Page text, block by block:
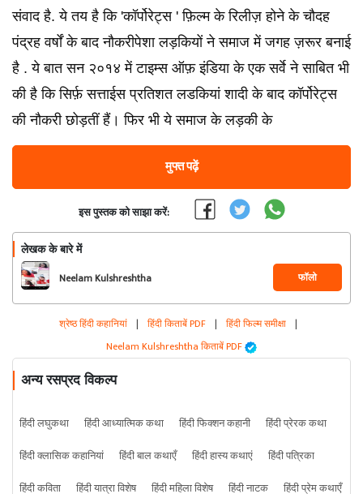
संवाद है. ये तय है कि 'कॉर्पोरेट्स ' फ़िल्म के रिलीज़ होने के चौदह
पंद्रह वर्षों के बाद नौकरीपेशा लड़कियों ने समाज में जगह ज़रूर बनाई
है . ये बात सन २०१४ में टाइम्स ऑफ़ इंडिया के एक सर्वे ने साबित भी
की है कि सिर्फ़ सत्ताईस प्रतिशत लडकियां शादी के बाद कॉर्पोरेट्स
की नौकरी छोड़तीं हैं। फिर भी ये समाज के लड़की के
मुफ्त पढ़ें
इस पुस्तक को साझा करें:
लेखक के बारे में
Neelam Kulshreshtha फॉलो
श्रेष्ठ हिंदी कहानियां | हिंदी किताबें PDF | हिंदी फिल्म समीक्षा |
Neelam Kulshreshtha किताबें PDF
अन्य रसप्रद विकल्प
हिंदी लघुकथा हिंदी आध्यात्मिक कथा हिंदी फिक्शन कहानी
हिंदी प्रेरक कथा
हिंदी क्लासिक कहानियां
हिंदी बाल कथाएँ हिंदी हास्य कथाएं
हिंदी पत्रिका
हिंदी कविता
हिंदी यात्रा विशेष हिंदी महिला विशेष हिंदी नाटक हिंदी प्रेम कथाएँ